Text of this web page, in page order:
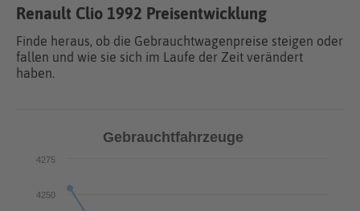
Renault Clio 1992 Preisentwicklung
Finde heraus, ob die Gebrauchtwagenpreise steigen oder
fallen und wie sie sich im Laufe der Zeit verändert
haben.
Gebrauchtfahrzeuge
4250
4275